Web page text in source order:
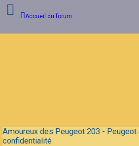
Accueil du forum
Amoureux des Peugeot 203 -
confidentialité